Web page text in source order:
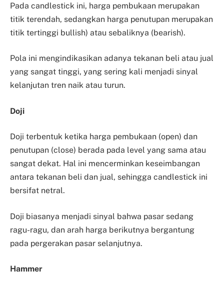
Pada candlestick ini, harga pembukaan merupakan
titik terendah, sedangkan harga penutupan merupakan
titik tertinggi bullish) atau sebaliknya (bearish).
Pola ini mengindikasikan adanya tekanan beli atau jual
yang sangat tinggi, yang sering kali menjadi sinyal
kelanjutan tren naik atau turun.
Doji
Doji terbentuk ketika harga pembukaan (open) dan
penutupan (close) berada pada level yang sama atau
sangat dekat. Hal ini mencerminkan keseimbangan
antara tekanan beli dan jual, sehingga candlestick ini
bersifat netral.
Doji biasanya menjadi sinyal bahwa pasar sedang
ragu-ragu, dan arah harga berikutnya bergantung
pada pergerakan pasar selanjutnya.
Hammer